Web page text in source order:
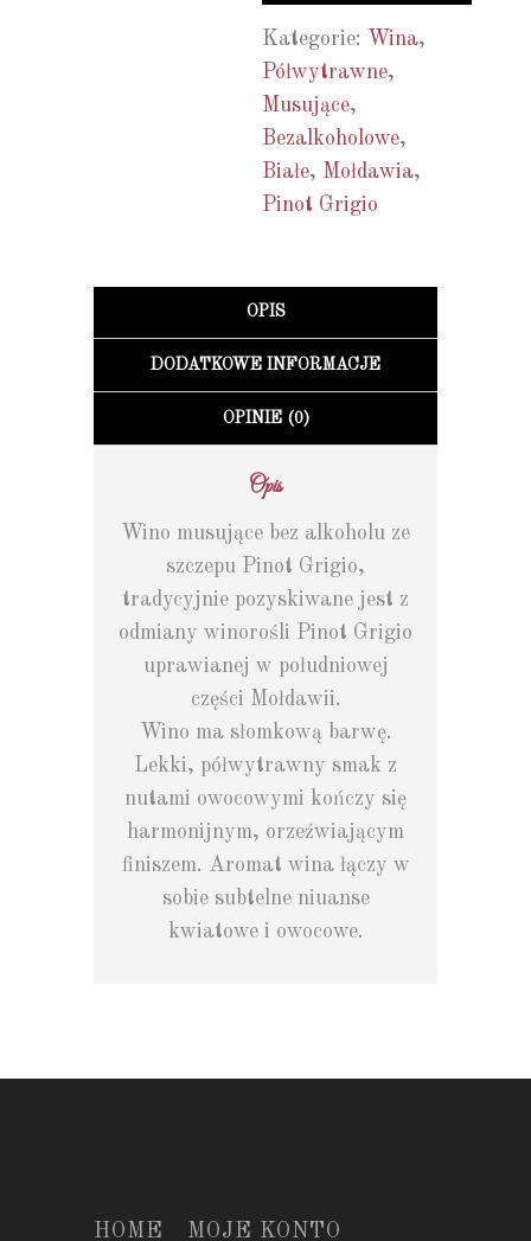
Kategorie: Wina,
Półwytrawne,
Musujące,
Bezalkoholowe,
Białe, Mołdawia,
Pinot Grigio
OPIS
DODATKOWE INFORMACJE
OPINIE (0)
Opis
Wino musujące bez alkoholu ze
szczepu Pinot Grigio,
tradycyjnie pozyskiwane jest z
odmiany winorośli Pinot Grigio
uprawianej w południowej
części Mołdawii.
Wino ma słomkową barwę.
Lekki, półwytrawny smak z
nutami owocowymi kończy się
harmonijnym, orzeźwiającym
finiszem. Aromat wina łączy w
sobie subtelne niuanse
kwiatowe i owocowe.
HOME MOJE KONTO